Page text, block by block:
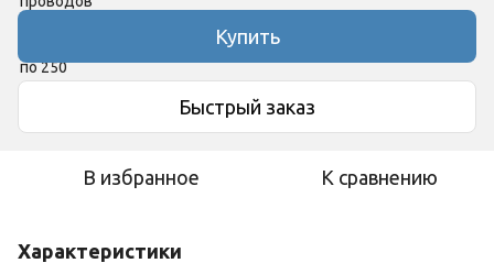
Купить
Быстрый заказ
В избранное К сравнению
Характеристики